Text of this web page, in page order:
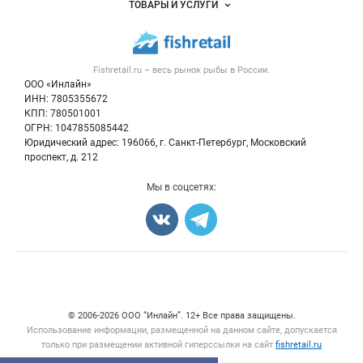
Fishretail.ru – весь рынок рыбы в России.
ООО «Инлайн»
ИНН: 7805355672
КПП: 780501001
ОГРН: 1047855085442
Юридический адрес: 196066, г. Санкт-Петербург, Московский
проспект, д. 212
Размещение рекламы
Публичная оферта
Контактная информация
Политика обработки персональных данных
Новости рынка
Блог
ТОВАРЫ И УСЛУГИ
Рыба
Икра
Мы в соцсетях:
© 2006‑2026 ООО “Инлайн”. 12+ Все права защищены.
Использование информации, размещенной на данном сайте, допускается
только при размещении активной гиперссылки на сайт fishretail.ru